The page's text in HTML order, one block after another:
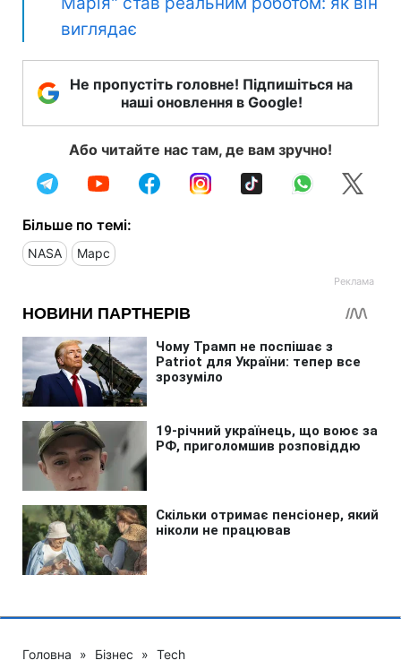
виглядає
Не пропустіть головне! Підпишіться на
наші оновлення в Google!
Або читайте нас там, де вам зручно!
Більше по темі:
NASA Марс
Головна » Бізнес » Tech